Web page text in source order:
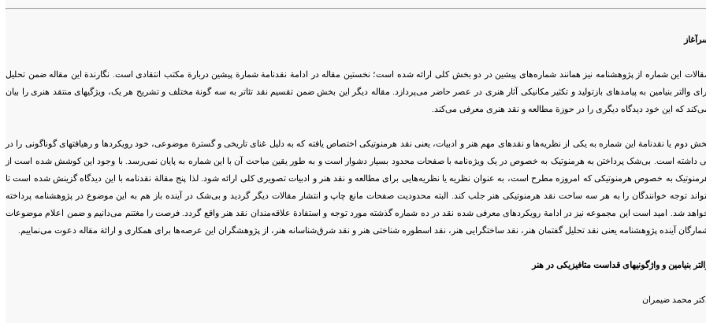
این شماره از پژوهشنامه نیز همانند شماره‌های پیشین در دو بخش کلی ارائه شده‌ است؛ نخستین مقاله در ادامة نقدنامة شمارة پیشین دربارة مکتب انتقادی است. نگارندة این مقاله ضمن تحلیل
آرای والتر بنیامین به پیامدهای بازتولید و تکثیر مکانیکی آثار هنری در عصر حاضر می‌پردازد. مقاله دیگر این بخش ضمن تقسیم نقد تئاتر به سه گونة مختلف و تشریح هر یک، ویژگیهای منتقد هنری را بیان
که این خود دیدگاه دیگری را در حوزة مطالعه و نقد هنری معرفی می‌کند.
دوم یا نقدنامة این شماره به یکی از نظریه‌ها و نقدهای مهم هنر و ادبیات، یعنی نقد هرمنوتیکی اختصاص یافته که به‌ دلیل غنای تاریخی و گسترة موضوعی، خود رویکردها و رهیافتهای گوناگونی را در
داشته است. بی‌شک پرداختن به هرمنوتیک به خصوص در یک ویژه‌نامه با صفحات محدود بسیار دشوار است و به طور یقین مباحث آن با این شماره به پایان نمی‌رسد. با وجود این کوشش شده است از
به خصوص هرمنوتیکی که امروزه مطرح است، به عنوان نظریه‌ یا نظریه‌هایی برای مطالعه و نقد هنر و ادبیات تصویری کلی ارائه شود. لذا پنج مقالة نقدنامه با این دیدگاه گزینش شده است تا
توجه خوانندگان را به هر سه ساحت نقد هرمنوتیکی هنر جلب کند. البته محدودیت صفحات مانع چاپ و انتشار مقالات دیگر گردید و بی‌شک در آینده باز هم به این موضوع در پژوهشنامه پرداخته
شد. امید است این مجموعه نیز در ادامة رویکردهای معرفی شده نقد در ده شماره گذشته مورد توجه و استفادة علاقه‌مندان نقد هنر واقع گردد. فرصت را مغتنم می‌دانیم و ضمن اعلام موضوعات
آینده پژوهشنامه یعنی نقد تحلیل گفتمان هنر، نقد ساختگرایی هنر، نقد اسطوره شناختی هنر و نقد شرق‌شناسانه هنر، از پژوهشگران این عرصه‌ها برای همکاری و ارائة مقاله دعوت می‌نماییم.
بنیامین و واژگونیهای قداست متافیزیکی در هنر
محمد ضیمران